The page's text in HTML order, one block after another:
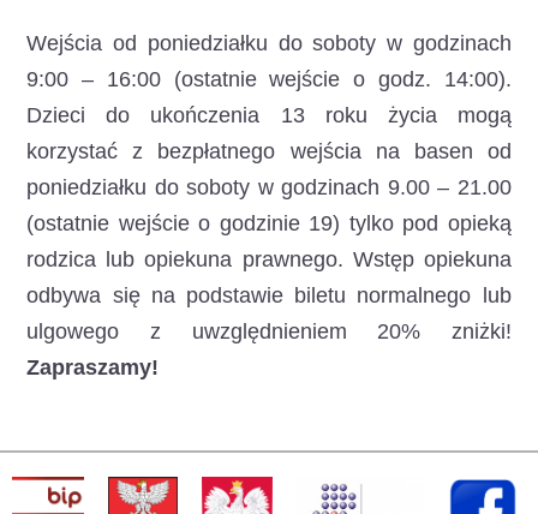
Wejścia od poniedziałku do soboty w godzinach
9:00 – 16:00 (ostatnie wejście o godz. 14:00).
Dzieci do ukończenia 13 roku życia mogą
korzystać z bezpłatnego wejścia na basen od
poniedziałku do soboty w godzinach 9.00 – 21.00
(ostatnie wejście o godzinie 19) tylko pod opieką
rodzica lub opiekuna prawnego. Wstęp opiekuna
odbywa się na podstawie biletu normalnego lub
ulgowego z uwzględnieniem 20% zniżki!
Zapraszamy!